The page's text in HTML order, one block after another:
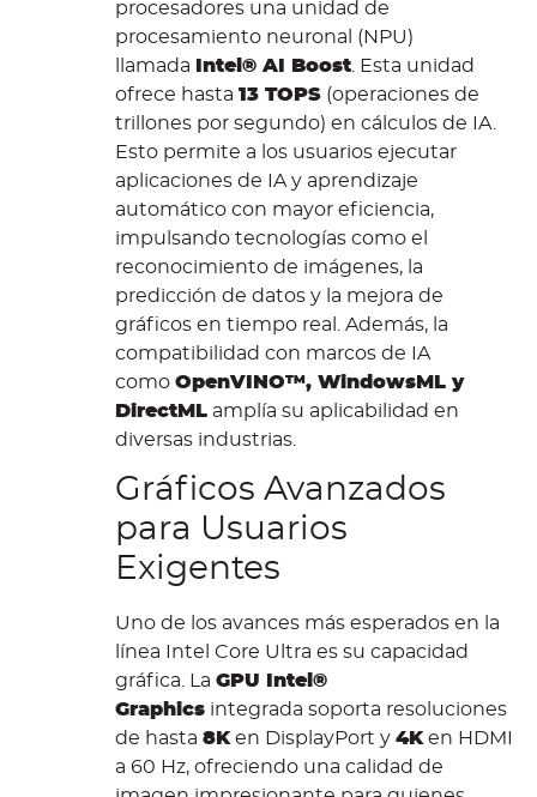
procesadores una unidad de
procesamiento neuronal (NPU)
llamada Intel® AI Boost . Esta unidad
ofrece hasta 13 TOPS (operaciones de
trillones por segundo) en cálculos de IA.
Esto permite a los usuarios ejecutar
aplicaciones de IA y aprendizaje
automático con mayor eficiencia,
impulsando tecnologías como el
reconocimiento de imágenes, la
predicción de datos y la mejora de
gráficos en tiempo real. Además, la
compatibilidad con marcos de IA
como OpenVINO™, WindowsML y
DirectML amplía su aplicabilidad en
diversas industrias.
Gráficos Avanzados
para Usuarios
Exigentes
Uno de los avances más esperados en la
línea Intel Core Ultra es su capacidad
gráfica. La GPU Intel®
Graphics integrada soporta resoluciones
de hasta 8K en DisplayPort y 4K en HDMI
a 60 Hz, ofreciendo una calidad de